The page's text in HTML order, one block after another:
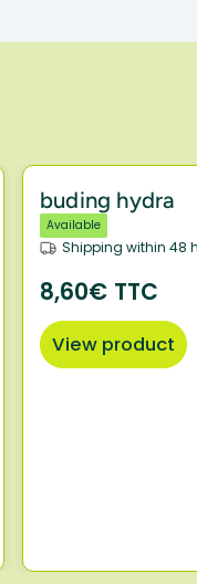
buding hydra
Available
Shipping within 48
8,60€ TTC
View product